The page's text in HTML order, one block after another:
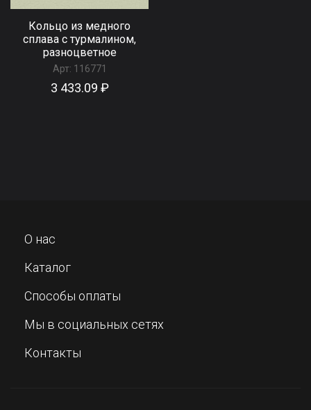
Кольцо из медного
сплава с турмалином,
разноцветное
Арт: 116771
3 433.09 ₽
О нас
Каталог
Способы оплаты
Мы в социальных сетях
Контакты